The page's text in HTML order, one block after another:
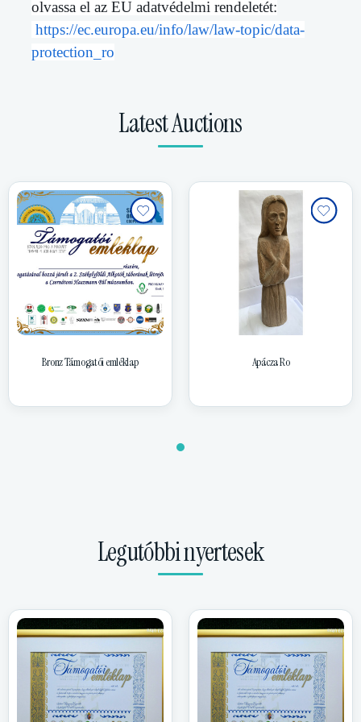
olvassa el az EU adatvédelmi rendeletét:
https://ec.europa.eu/info/law/law-topic/data-
protection_ro
Latest Auctions
Bronz Támogatói emléklap Apácza Ro
Legutóbbi nyertesek